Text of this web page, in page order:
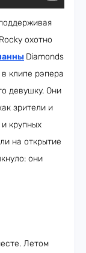
охотно
Diamonds
клипе рэпера
девушку. Они
зрители и
крупных
на открытие
они
Летом